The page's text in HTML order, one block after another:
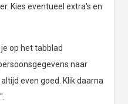
Kies eventueel extra's en
op het tabblad
naar
even goed. Klik daarna